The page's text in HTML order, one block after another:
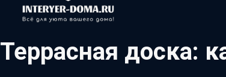
Террасная доска: